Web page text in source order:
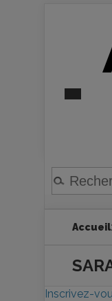
Accueil
Inscrivez-